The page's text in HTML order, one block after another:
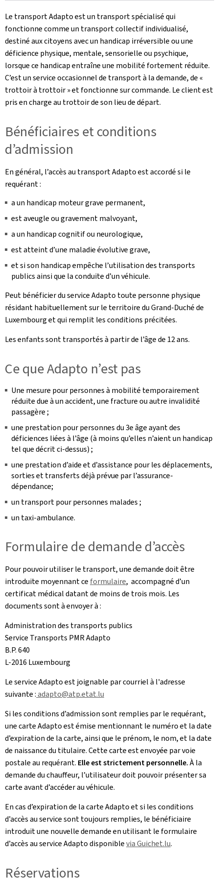
Le transport Adapto est un transport spécialisé qui
fonctionne comme un transport collectif individualisé,
destiné aux citoyens avec un handicap irréversible ou une
déficience physique, mentale, sensorielle ou psychique,
lorsque ce handicap entraîne une mobilité fortement réduite.
C’est un service occasionnel de transport à la demande, de «
trottoir à trottoir » et fonctionne sur commande. Le client est
pris en charge au trottoir de son lieu de départ.
Bénéficiaires et conditions
d’admission
En général, l’accès au transport Adapto est accordé si le
requérant :
a un handicap moteur grave permanent,
est aveugle ou gravement malvoyant,
a un handicap cognitif ou neurologique,
est atteint d’une maladie évolutive grave,
et si son handicap empêche l’utilisation des transports
publics ainsi que la conduite d’un véhicule.
Peut bénéficier du service Adapto toute personne physique
résidant habituellement sur le territoire du Grand-Duché de
Luxembourg et qui remplit les conditions précitées.
Les enfants sont transportés à partir de l’âge de 12 ans.
Ce que Adapto n’est pas
Une mesure pour personnes à mobilité temporairement
réduite due à un accident, une fracture ou autre invalidité
passagère ;
une prestation pour personnes du 3e âge ayant des
déficiences liées à l’âge (à moins qu’elles n’aient un handicap
tel que décrit ci-dessus) ;
une prestation d’aide et d’assistance pour les déplacements,
sorties et transferts déjà prévue par l’assurance-
dépendance;
un transport pour personnes malades ;
un taxi-ambulance.
Formulaire de demande d’accès
Pour pouvoir utiliser le transport, une demande doit être
introduite moyennant ce formulaire, accompagné d’un
certificat médical datant de moins de trois mois. Les
documents sont à envoyer à :
Administration des transports publics
Service Transports PMR Adapto
B.P. 640
L-2016 Luxembourg
Le service Adapto est joignable par courriel à l'adresse
suivante :adapto@atp.etat.lu
Si les conditions d’admission sont remplies par le requérant,
une carte Adapto est émise mentionnant le numéro et la date
d’expiration de la carte, ainsi que le prénom, le nom, et la date
de naissance du titulaire. Cette carte est envoyée par voie
postale au requérant. Elle est strictement personnelle.À la
demande du chauffeur, l’utilisateur doit pouvoir présenter sa
carte avant d’accéder au véhicule.
En cas d’expiration de la carte Adapto et si les conditions
d’accès au service sont toujours remplies, le bénéficiaire
introduit une nouvelle demande en utilisant le formulaire
d’accès au service Adapto disponiblevia Guichet.lu.
Réservations